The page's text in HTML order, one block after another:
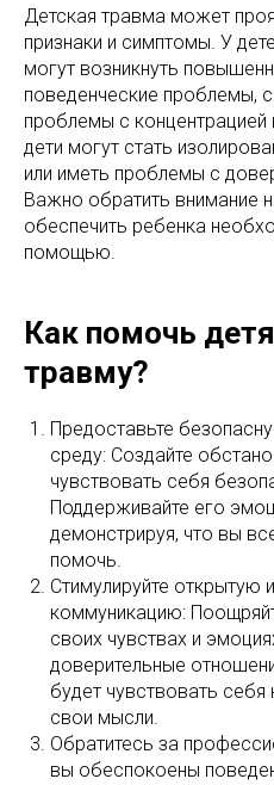
Детская травма может
признаки и симптомы. У
могут возникнуть
поведенческие проблемы,
проблемы с
дети могут стать
или иметь проблемы с
Важно обратить внимание
обеспечить ребенка
помощью.
Как помочь
травму?
Предоставьте
среду: Создайте
чувствовать себя
Поддерживайте его
демонстрируя, что вы
помочь.
Стимулируйте открытую
коммуникацию:
своих чувствах и
доверительные
будет чувствовать
свои мысли.
Обратитесь за
вы обеспокоены